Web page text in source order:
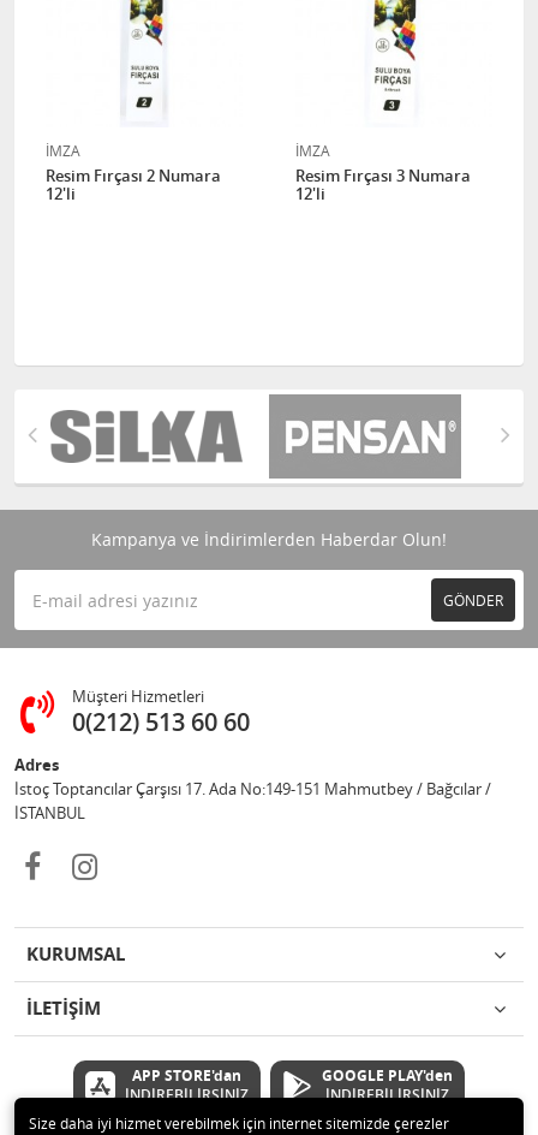
İMZA
Resim Fırçası 2 Numara
12'li
İMZA
Resim Fırçası 3 Numara
12'li
Kampanya ve İndirimlerden Haberdar Olun!
GÖNDER
Müşteri Hizmetleri
0(212) 513 60 60
Adres
İstoç Toptancılar Çarşısı 17. Ada No:149-151 Mahmutbey / Bağcılar /
İSTANBUL
KURUMSAL
İLETİŞİM
APP STORE'dan
İNDİREBİLİRSİNİZ
GOOGLE PLAY'den
İNDİREBİLİRSİNİZ
Size daha iyi hizmet verebilmek için internet sitemizde çerezler